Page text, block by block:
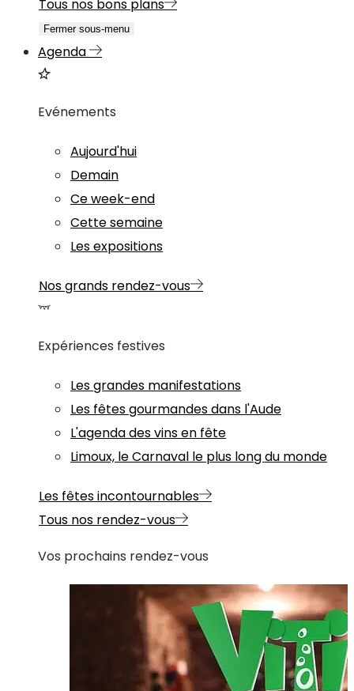
Tous nos bons plans
Fermer sous-menu
Agenda
Evénements
Aujourd'hui
Demain
Ce week-end
Cette semaine
Les expositions
Nos grands rendez-vous
Expériences festives
Les grandes manifestations
Les fêtes gourmandes dans l'Aude
L'agenda des vins en fête
Limoux, le Carnaval le plus long du monde
Les fêtes incontournables
Tous nos rendez-vous
Vos prochains rendez-vous